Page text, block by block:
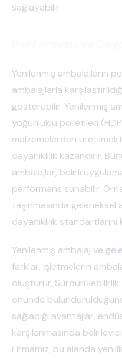
sağlayabilir.
Yenilenmiş ambalajların
ambalajlarla
gösterebilir. Yenilenmiş
yoğunluklu polietilen
malzemelerden
dayanıklılık kazandırır.
ambalajlar, belirli
performans sunabilir.
taşınmasında
dayanıklılık
Yenilenmiş ambalaj ve
farklar, işletmelerin
oluşturur.
önünde
sağladığı avantajlar,
karşılanmasında
Firmamız, bu alanda